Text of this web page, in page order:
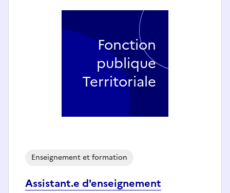
Assistant.e d'enseignement
Enseignement et formation
Fonction
publique
Territoriale